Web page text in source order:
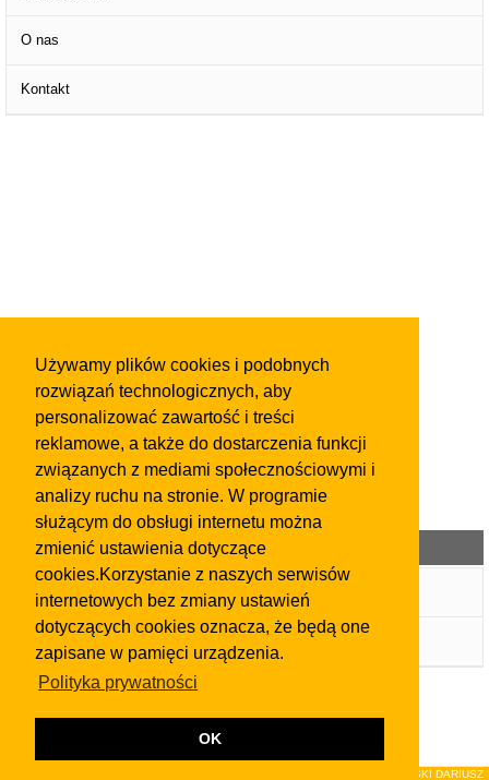
Używamy plików cookies i podobnych
rozwiązań technologicznych, aby
personalizować zawartość i treści
reklamowe, a także do dostarczenia funkcji
związanych z mediami społecznościowymi i
analizy ruchu na stronie. W programie
służącym do obsługi internetu można
zmienić ustawienia dotyczące
cookies.Korzystanie z naszych serwisów
internetowych bez zmiany ustawień
dotyczących cookies oznacza, że będą one
zapisane w pamięci urządzenia.
Polityka prywatności
OK
O nas
Kontakt
Kategorie ogłoszeń
Wpis w Katalogu Firm
Ogłoszenia
© 2026Wydawnictwo NEON sp. z o.o. (dawniej: FIRMA NEON MAREK KLUCZEWSKI DARIUSZ